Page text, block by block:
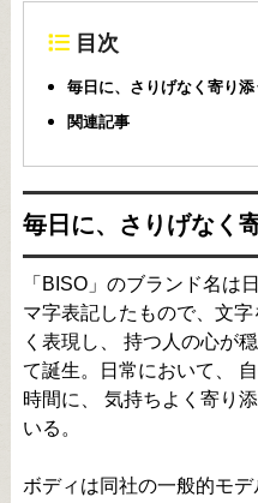
目次
毎日に、さりげなく寄り
関連記事
毎日に、さりげなく
「BISO」のブランド名は
マ字表記したもので、文
く表現し、 持つ人の心が
て誕生。日常において、
時間に、 気持ちよく寄り
いる。
ボディは同社の一般的モ